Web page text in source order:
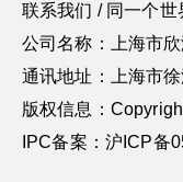
联系我们 / 同一个世
公司名称：上海市
通讯地址：上海市
版权信息：
IPC备案：沪ICP备